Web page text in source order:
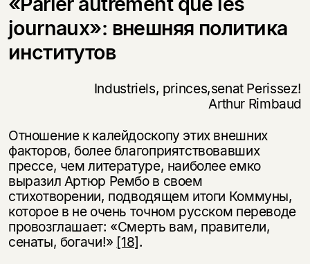
journaux»: внешняя политика
институтов
Industriels, princes,senat Perissez!
Arthur Rimbaud
Отношение к калейдоскопу этих внешних
факторов, более благоприятствовавших
прессе, чем литературе, наиболее емко
выразил Артюр Рембо в своем
стихотворении, подводящем итоги Коммуны,
которое в не очень точном русском переводе
провозглашает: «Смерть вам, правители,
сенаты, богачи!» [18].